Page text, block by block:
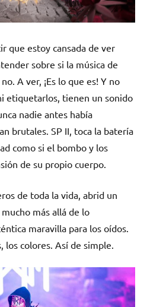
que estoy cansada de ver
sobre si la música de
A ver, ¡Es lo que es! Y no
etiquetarlos, tienen un sonido
nadie antes había
brutales. SP II, toca la batería
como si el bombo y los
de su propio cuerpo.
de toda la vida, abrid un
más allá de lo
maravilla para los oídos.
los colores. Así de simple.